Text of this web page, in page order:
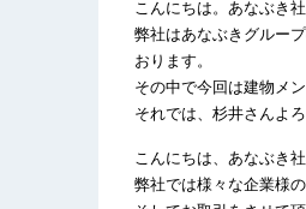
こんにちは。あなぶき
弊社はあなぶきグルー
おります。
その中で今回は建物メ
それでは、杉井さんよ
こんにちは、あなぶき
弊社では様々な企業様